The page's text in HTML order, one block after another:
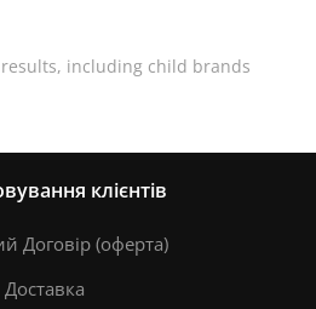
results, including child brands
клієнтів
Договір (оферта)
Доставка